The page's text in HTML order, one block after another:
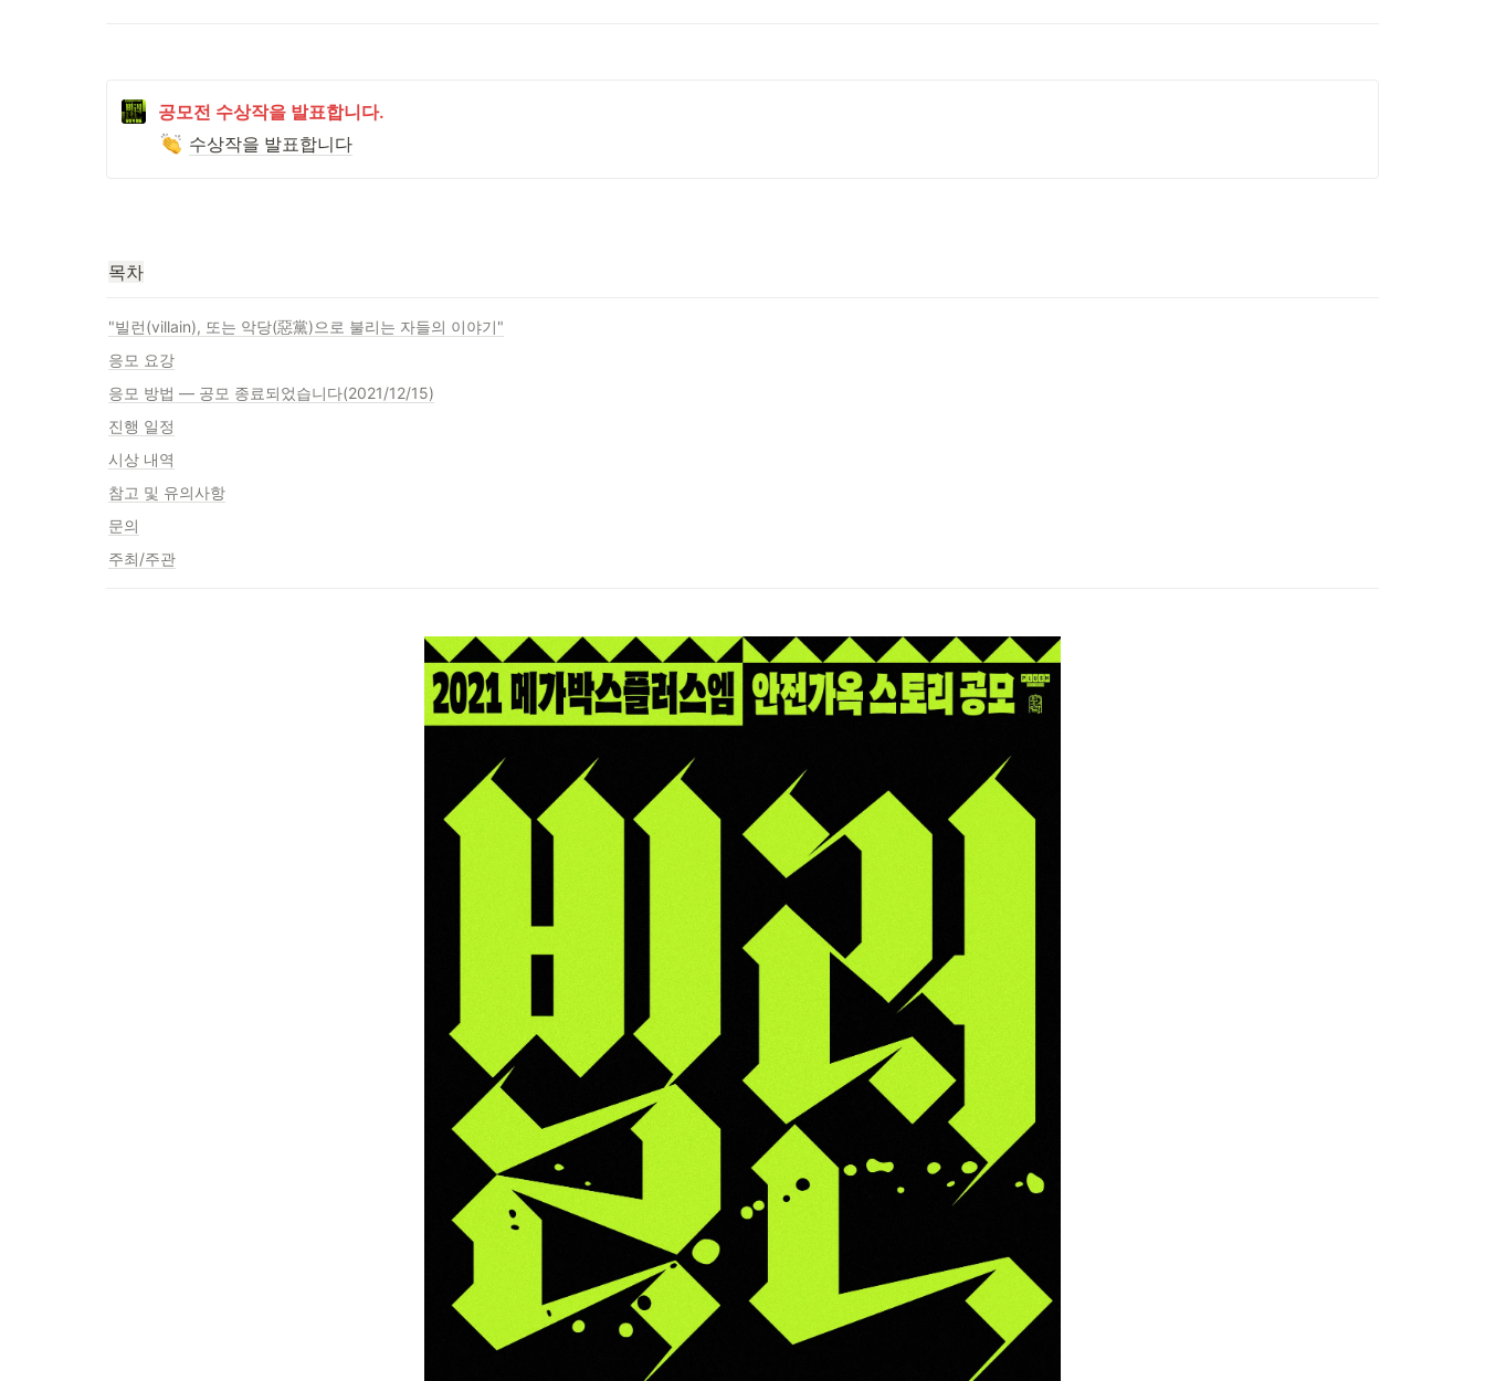
공모전 수상작을 발표합니다.
수상작을 발표합니다
목차
"빌런(villain), 또는 악당(惡黨)으로 불리는 자들의 이야기"
응모 요강
응모 방법 — 공모 종료되었습니다(2021/12/15)
진행 일정
시상 내역
참고 및 유의사항
문의
주최/주관